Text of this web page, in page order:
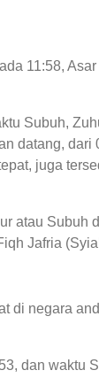
11:58,
Subuh,
datang, dari
juga
atau Subuh
Jafria
di negara
dan waktu